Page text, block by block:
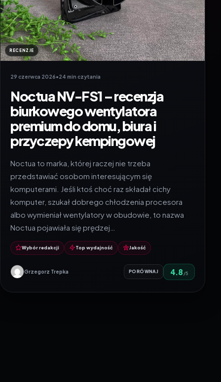
RECENZJE
29 czerwca 2026•24 min czytania
Noctua NV-FS1 – recenzja
biurkowego wentylatora
premium do domu, biura i
przyczepy kempingowej
Noctua to marka, której raczej nie trzeba
przedstawiać osobom interesującym się
komputerami. Jeśli ktoś choć raz składał cichy
komputer, szukał dobrego chłodzenia procesora
albo wymieniał wentylatory w obudowie, to nazwa
Noctua pojawiała się prędzej…
Wybór redakcji Top wydajność Jakość
Grzegorz Trepka PORÓWNAJ 4.8 /5